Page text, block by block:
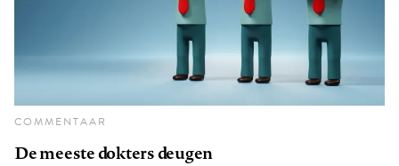
COMMENTAAR
De meeste dokters deugen